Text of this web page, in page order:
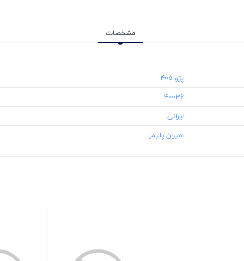
مشخصات
‎40036